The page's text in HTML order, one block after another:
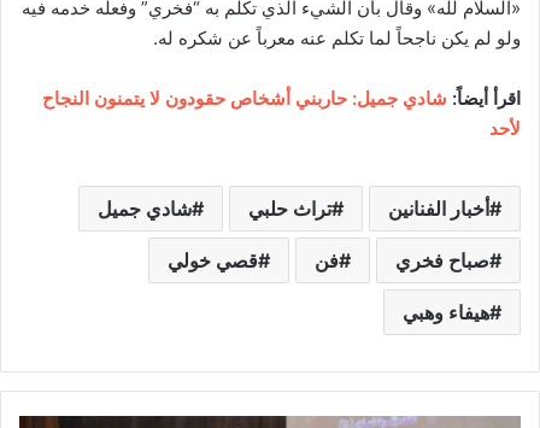
«السلام لله» وقال بأن الشيء الذي تكلم به “فخري” وفعله خدمه فيه
ولو لم يكن ناجحاً لما تكلم عنه معرباً عن شكره له.
اقرأ أيضاً: شادي جميل: حاربني أشخاص حقودون لا يتمنون النجاح
لأحد
أخبار الفنانين تراث حلبي شادي جميل
صباح فخري فن قصي خولي
هيفاء وهبي